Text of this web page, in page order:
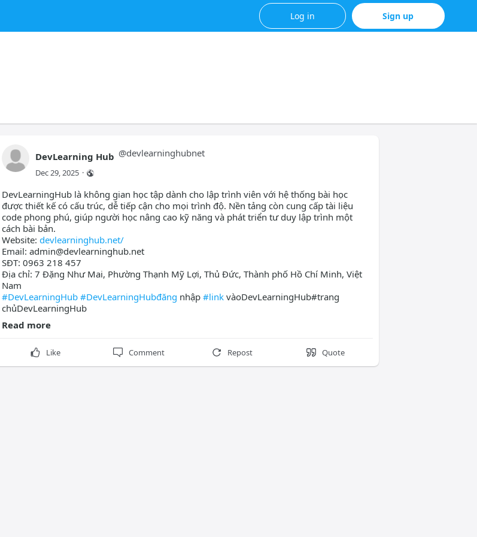
Log in Sign up
DevLearning Hub @devlearninghubnet
Dec 29, 2025 ·
DevLearningHub là không gian học tập dành cho lập trình viên với hệ thống bài học
được thiết kế có cấu trúc, dễ tiếp cận cho mọi trình độ. Nền tảng còn cung cấp tài liệu
code phong phú, giúp người học nâng cao kỹ năng và phát triển tư duy lập trình một
cách bài bản.
Website: devlearninghub.net/
Email: admin@devlearninghub.net
SĐT: 0963 218 457
Địa chỉ: 7 Đặng Như Mai, Phường Thạnh Mỹ Lợi, Thủ Đức, Thành phố Hồ Chí Minh, Việt
Nam
#DevLearningHub #DevLearningHubđăng nhập #linkvàoDevLearningHub#trang
chủDevLearningHub
Read more
Like Comment Repost Quote